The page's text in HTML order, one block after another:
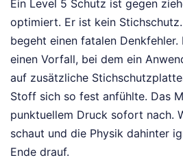
Ein Level 5 Schutz ist gegen
optimiert. Er ist kein
begeht einen fatalen Denkfehler.
einen Vorfall, bei dem ein
auf zusätzliche
Stoff sich so fest anfühlte. Das
punktuellem Druck sofort nach.
schaut und die Physik dahinter
Ende drauf.